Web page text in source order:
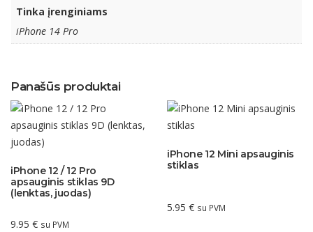
Tinka įrenginiams
iPhone 14 Pro
Panašūs produktai
iPhone 12 / 12 Pro
apsauginis stiklas 9D
(lenktas, juodas)
9.95 € su PVM
iPhone 12 Mini apsauginis
stiklas
5.95 € su PVM